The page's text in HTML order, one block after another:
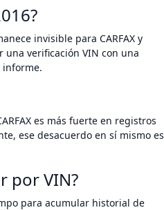
invisible para CARFAX y
una verificación VIN con una
informe.
es más fuerte en registros
ese desacuerdo en sí mismo es
por VIN?
para acumular historial de